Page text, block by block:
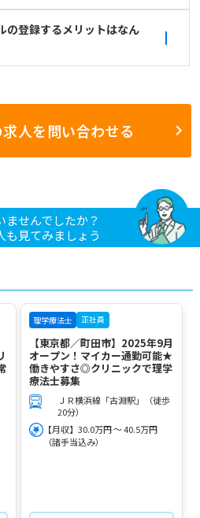
の登録するメリットはなん
求人を問い合わせる
ませんでしたか？
も見てみましょう
理学療法士 正社員
【東京都／町田市】2025年9月
オープン！マイカー通勤可能★
働きやすさ◎クリニックで理学
療法士募集
ＪＲ横浜線「古淵駅」（徒歩
20分）
【月収】30.0万円 ～ 40.5万円
（諸手当込み）